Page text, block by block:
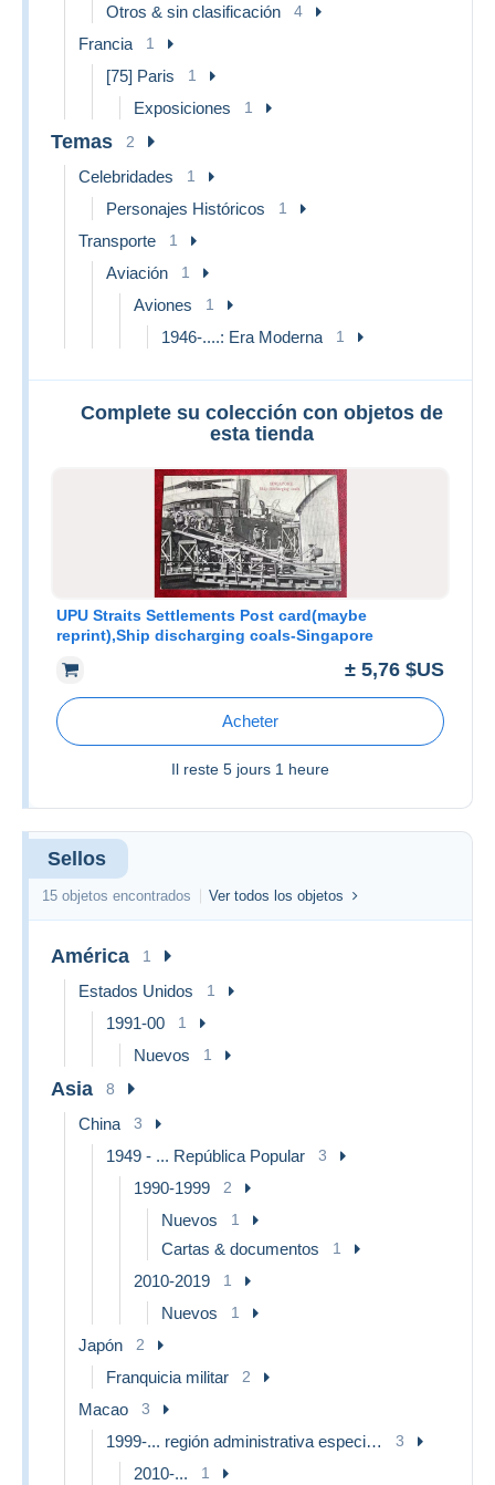
Otros & sin clasificación 4
Francia 1
[75] Paris 1
Exposiciones 1
Temas 2
Celebridades 1
Personajes Históricos 1
Transporte 1
Aviación 1
Aviones 1
1946-....: Era Moderna 1
Complete su colección con objetos de
esta tienda
UPU Straits Settlements Post card(maybe
reprint),Ship discharging coals-Singapore
± 5,76 $US
Acheter
Il reste 5 jours 1 heure
Sellos
15 objetos encontrados Ver todos los objetos
América 1
Estados Unidos 1
1991-00 1
Nuevos 1
Asia 8
China 3
1949 - ... República Popular 3
1990-1999 2
Nuevos 1
Cartas & documentos 1
2010-2019 1
Nuevos 1
Japón 2
Franquicia militar 2
Macao 3
1999-... región administrativa especial de China 3
2010-... 1